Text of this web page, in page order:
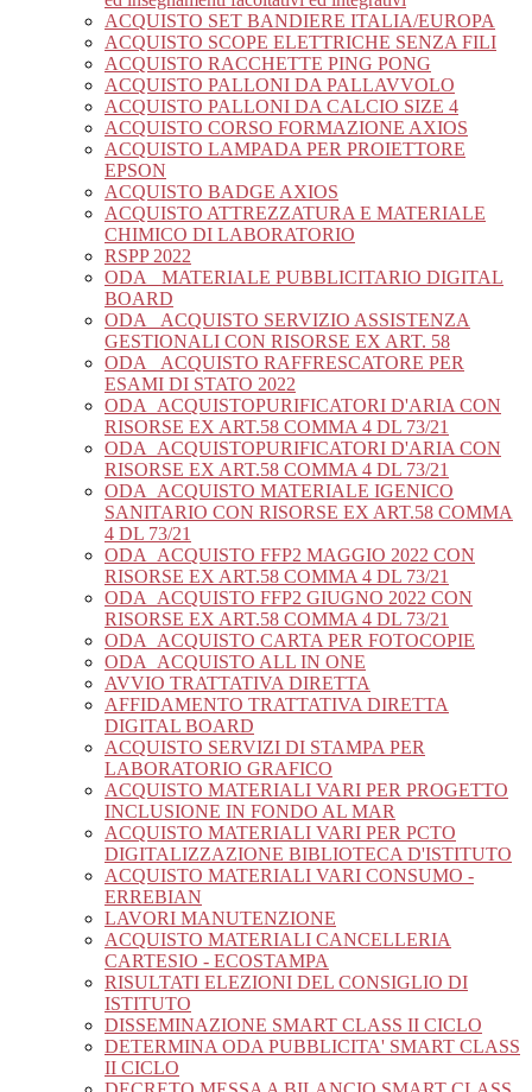
ACQUISTO SET BANDIERE ITALIA/EUROPA
ACQUISTO SCOPE ELETTRICHE SENZA FILI
ACQUISTO RACCHETTE PING PONG
ACQUISTO PALLONI DA PALLAVVOLO
ACQUISTO PALLONI DA CALCIO SIZE 4
ACQUISTO CORSO FORMAZIONE AXIOS
ACQUISTO LAMPADA PER PROIETTORE
EPSON
ACQUISTO BADGE AXIOS
ACQUISTO ATTREZZATURA E MATERIALE
CHIMICO DI LABORATORIO
RSPP 2022
ODA_ MATERIALE PUBBLICITARIO DIGITAL
BOARD
ODA_ ACQUISTO SERVIZIO ASSISTENZA
GESTIONALI CON RISORSE EX ART. 58
ODA_ ACQUISTO RAFFRESCATORE PER
ESAMI DI STATO 2022
ODA_ACQUISTOPURIFICATORI D'ARIA CON
RISORSE EX ART.58 COMMA 4 DL 73/21
ODA_ACQUISTOPURIFICATORI D'ARIA CON
RISORSE EX ART.58 COMMA 4 DL 73/21
ODA_ACQUISTO MATERIALE IGENICO
SANITARIO CON RISORSE EX ART.58 COMMA
4 DL 73/21
ODA_ACQUISTO FFP2 MAGGIO 2022 CON
RISORSE EX ART.58 COMMA 4 DL 73/21
ODA_ACQUISTO FFP2 GIUGNO 2022 CON
RISORSE EX ART.58 COMMA 4 DL 73/21
ODA_ACQUISTO CARTA PER FOTOCOPIE
ODA_ACQUISTO ALL IN ONE
AVVIO TRATTATIVA DIRETTA
AFFIDAMENTO TRATTATIVA DIRETTA
DIGITAL BOARD
ACQUISTO SERVIZI DI STAMPA PER
LABORATORIO GRAFICO
ACQUISTO MATERIALI VARI PER PROGETTO
INCLUSIONE IN FONDO AL MAR
ACQUISTO MATERIALI VARI PER PCTO
DIGITALIZZAZIONE BIBLIOTECA D'ISTITUTO
ACQUISTO MATERIALI VARI CONSUMO -
ERREBIAN
LAVORI MANUTENZIONE
ACQUISTO MATERIALI CANCELLERIA
CARTESIO - ECOSTAMPA
RISULTATI ELEZIONI DEL CONSIGLIO DI
ISTITUTO
DISSEMINAZIONE SMART CLASS II CICLO
DETERMINA ODA PUBBLICITA' SMART CLASS
II CICLO